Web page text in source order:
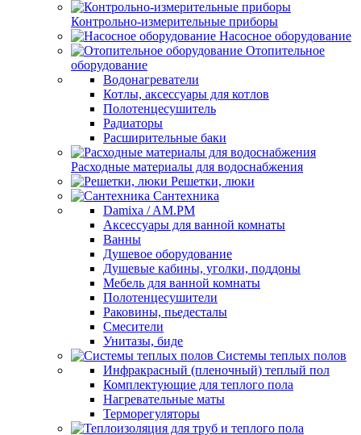
Контрольно-измерительные приборы
Насосное оборудование
Отопительное
оборудование
Водонагреватели
Котлы, аксессуары для котлов
Полотенцесушитель
Радиаторы
Расширительные баки
Расходные материалы для водоснабжения
Решетки, люки
Сантехника
Damixa / AM.PM
Аксессуары для ванной комнаты
Ванны
Душевое оборудование
Душевые кабины, уголки, поддоны
Мебель для ванной комнаты
Полотенцесушители
Раковины, пьедесталы
Смесители
Унитазы, биде
Системы теплых полов
Инфракрасный (пленочный) теплый пол
Комплектующие для теплого пола
Нагревательные маты
Терморегуляторы